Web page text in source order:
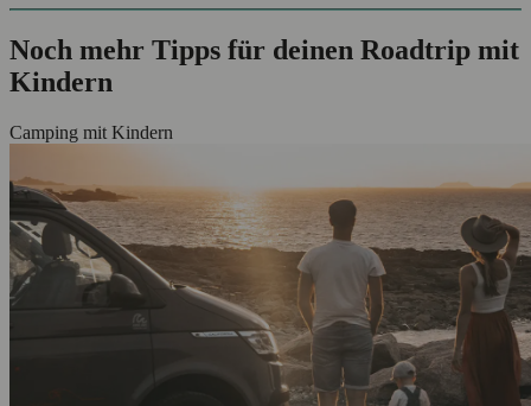
Noch mehr Tipps für deinen Roadtrip mit
Kindern
Camping mit Kindern